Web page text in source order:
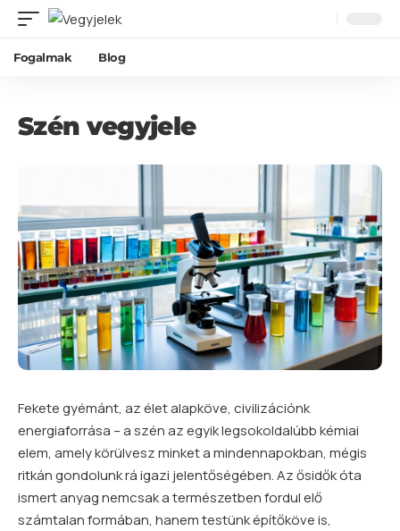
Fogalmak Blog
Szén vegyjele
Fekete gyémánt, az élet alapköve, civilizációnk
energiaforrása – a szén az egyik legsokoldalúbb kémiai
elem, amely körülvesz minket a mindennapokban, mégis
ritkán gondolunk rá igazi jelentőségében. Az ősidők óta
ismert anyag nemcsak a természetben fordul elő
számtalan formában, hanem testünk építőköve is,